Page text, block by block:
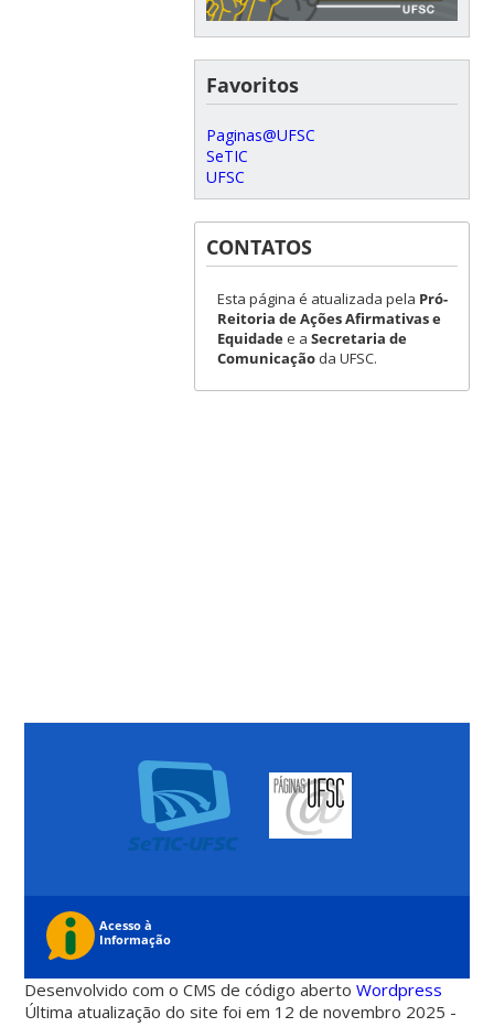
Favoritos
Paginas@UFSC
SeTIC
UFSC
CONTATOS
Esta página é atualizada pela Pró-
Reitoria de Ações Afirmativas e
Equidadee a Secretaria de
Comunicaçãoda UFSC.
Desenvolvido com o CMS de código abertoWordpress
Última atualização do site foi em 12 de novembro 2025 -